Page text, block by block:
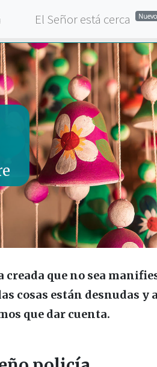
El Señor está cerca Nuevo
creada que no sea
cosas están desnudas y
que dar cuenta.